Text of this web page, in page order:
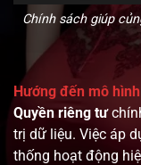
Chính sách giúp
Hướng đến mô
Quyền riêng tư
trị dữ liệu. Việc áp
thống hoạt động